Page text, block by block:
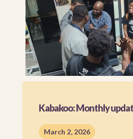
Kabakoo: Monthly
March 2, 2026